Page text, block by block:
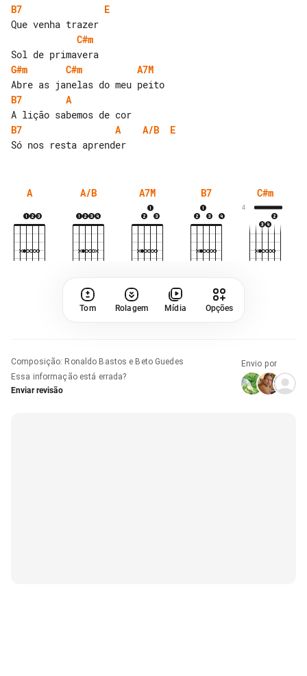
B7
E
C#m
G#m
C#m
A7M
B7
A
B7
A A/B
E
A A/B A7M B7 C#m
4
Tom Rolagem Mídia Opções
Composição: Ronaldo Bastos e Beto Guedes
Essa informação está errada?
Enviar revisão
Envio por